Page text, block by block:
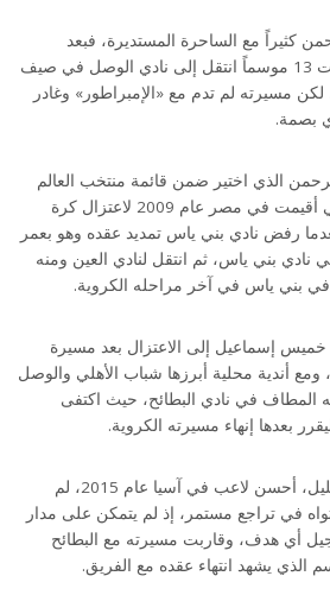
كثيراً مع الساحرة المستديرة، فبعد
مسيرة ناجحة مع العين دامت 13 موسماً انتقل إلى نادي الوصل في صيف
لكن مسيرته لم تدم مع «الإمبراطور» وغادر
بصمة.
الذي اختير ضمن قائمة منتخب العالم
في كأس العالم للشباب التي أقيمت في مصر عام 2009 لاعتزال كرة
نهاية موسم 2022، بعدما رفض نادي بني ياس تمديد عقده وهو بعمر
في نادي بني ياس، ثم انتقل لنادي العين ومنه
بني ياس في آخر مراحله الكروية.
إسماعيل إلى الاعتزال بعد مسيرة
أندية محلية أبرزها شباب الأهلي والوصل
المطاف في نادي البطائح، حيث اكتفى
بعدها إنهاء مسيرته الكروية.
وعلى الرغم من أن أحمد خليل، أحسن لاعب في آسيا عام 2015، لم
في تراجع مستمر، إذ لم يتمكن على مدار
أي هدف، وقاربت مسيرته مع البطائح
الذي يشهد انتهاء عقده مع الفريق.